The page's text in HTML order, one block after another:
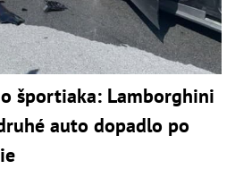
športiaka: Lamborghini
auto dopadlo po